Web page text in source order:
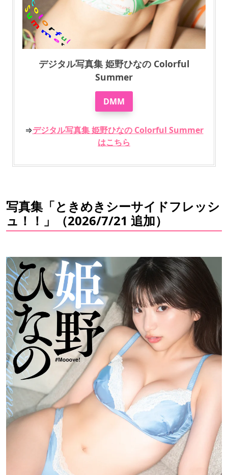
デジタル写真集 姫野ひなの Colorful
Summer
DMM
⇒デジタル写真集 姫野ひなの Colorful Summer
はこちら
写真集「ときめきシーサイドフレッシ
ュ！！」（2026/7/21 追加）